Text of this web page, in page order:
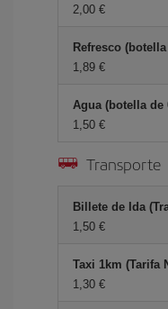
2,00 €
Refresco
1,89 €
Agua (botella de
1,50 €
Transporte
Billete de Ida
1,50 €
Taxi 1km (Tarifa
1,30 €